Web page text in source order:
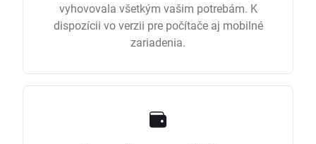
vyhovovala všetkým vašim potrebám. K
dispozícii vo verzii pre počítače aj mobilné
zariadenia.